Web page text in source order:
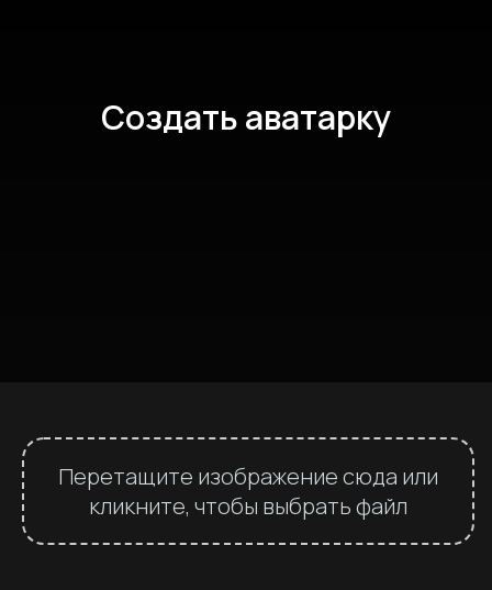
Создать аватарку
Перетащите изображение сюда или
кликните, чтобы выбрать файл